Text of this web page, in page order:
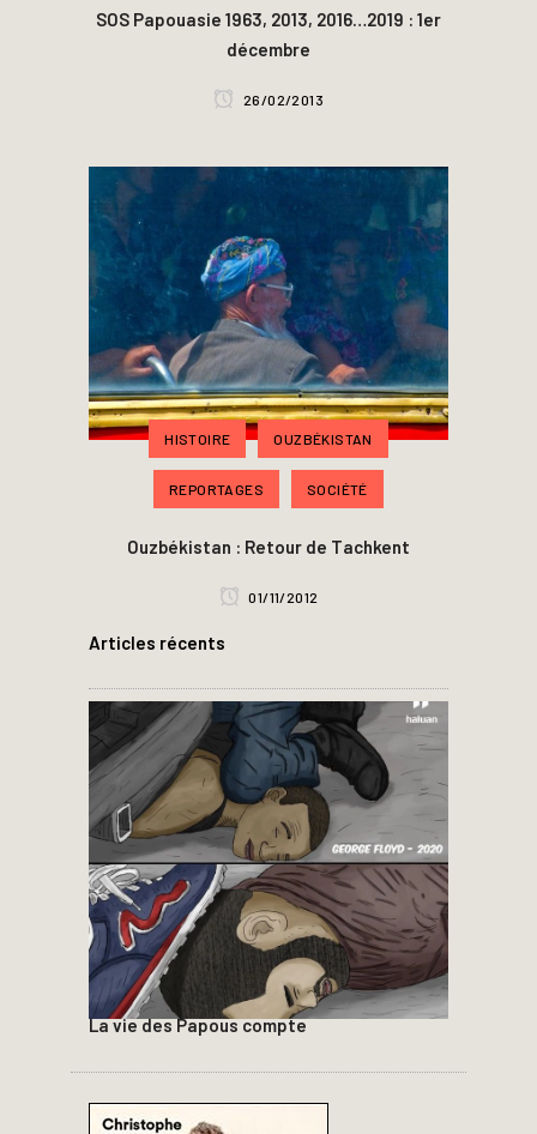
SOS Papouasie 1963, 2013, 2016…2019 : 1er
décembre
26/02/2013
HISTOIRE OUZBÉKISTAN
REPORTAGES SOCIÉTÉ
Ouzbékistan : Retour de Tachkent
01/11/2012
Articles récents
La vie des Papous compte